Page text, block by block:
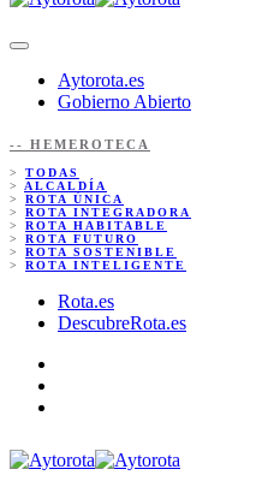
Aytorota.es
Gobierno Abierto
-- HEMEROTECA
> TODAS
> ALCALDÍA
> ROTA ÚNICA
> ROTA INTEGRADORA
> ROTA HABITABLE
> ROTA FUTURO
> ROTA SOSTENIBLE
> ROTA INTELIGENTE
Rota.es
DescubreRota.es